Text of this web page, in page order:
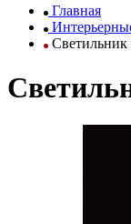
Главная
Светильник